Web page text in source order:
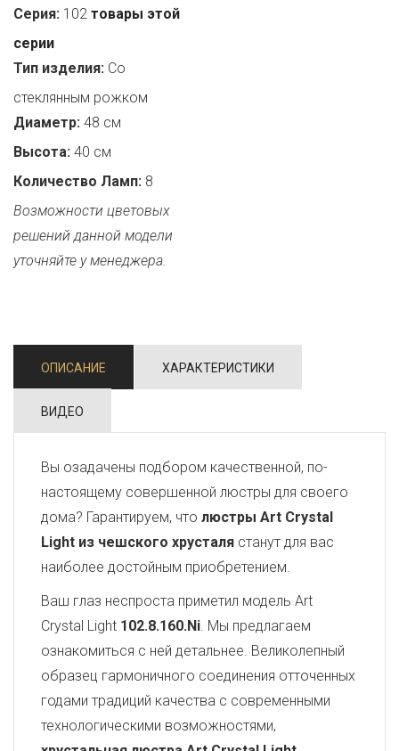
Серия: 102 товары этой
серии
Тип изделия: Со
стеклянным рожком
Диаметр: 48 см
Высота: 40 см
Количество Ламп: 8
Возможности цветовых
решений данной модели
уточняйте у менеджера.
ОПИСАНИЕ ХАРАКТЕРИСТИКИ
ВИДЕО
Вы озадачены подбором качественной, по-
настоящему совершенной люстры для своего
дома? Гарантируем, что люстры Art Crystal
Light из чешского хрусталя станут для вас
наиболее достойным приобретением.
Ваш глаз неспроста приметил модель Art
Crystal Light 102.8.160.Ni. Мы предлагаем
ознакомиться с ней детальнее. Великолепный
образец гармоничного соединения отточенных
годами традиций качества с современными
технологическими возможностями,